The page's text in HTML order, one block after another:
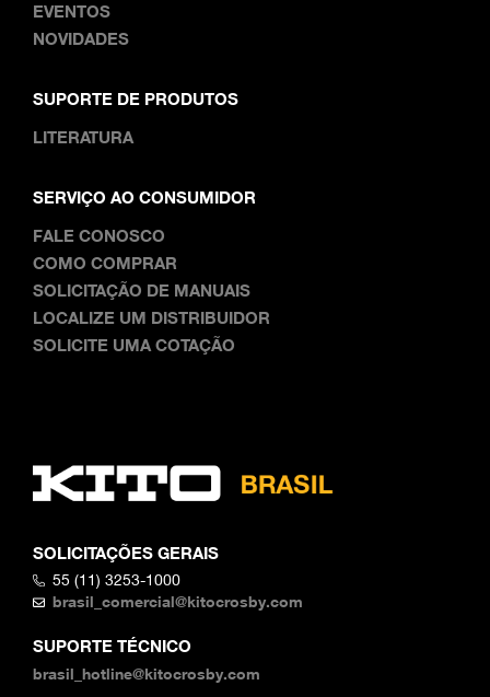
SOLICITAÇÕES GERAIS
55 (11) 3253-1000
brasil_comercial@kitocrosby.com
SUPORTE TÉCNICO
brasil_hotline@kitocrosby.com
EVENTOS
NOVIDADES
SUPORTE DE PRODUTOS
LITERATURA
SERVIÇO AO CONSUMIDOR
FALE CONOSCO
COMO COMPRAR
SOLICITAÇÃO DE MANUAIS
LOCALIZE UM DISTRIBUIDOR
SOLICITE UMA COTAÇÃO